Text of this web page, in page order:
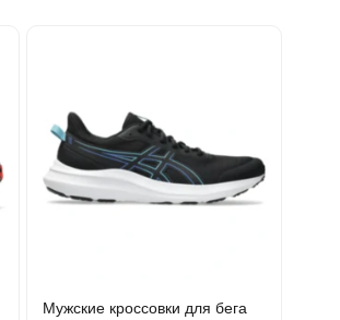
Мужские кроссовки для бега